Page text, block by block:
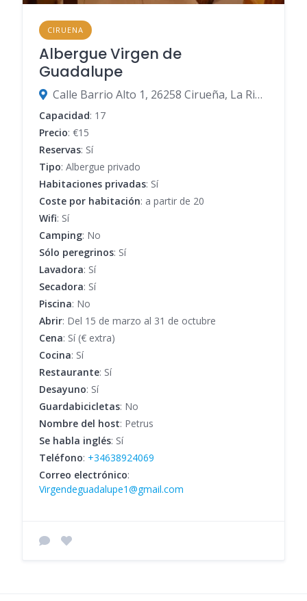
CIRUENA
Albergue Virgen de
Guadalupe
Calle Barrio Alto 1, 26258 Cirueña, La Rioja, España
Capacidad: 17
Precio: €15
Reservas: Sí
Tipo: Albergue privado
Habitaciones privadas: Sí
Coste por habitación: a partir de 20
Wifi: Sí
Camping: No
Sólo peregrinos: Sí
Lavadora: Sí
Secadora: Sí
Piscina: No
Abrir: Del 15 de marzo al 31 de octubre
Cena: Sí (€ extra)
Cocina: Sí
Restaurante: Sí
Desayuno: Sí
Guardabicicletas: No
Nombre del host: Petrus
Se habla inglés: Sí
Teléfono: +34638924069
Correo electrónico:
Virgendeguadalupe1@gmail.com